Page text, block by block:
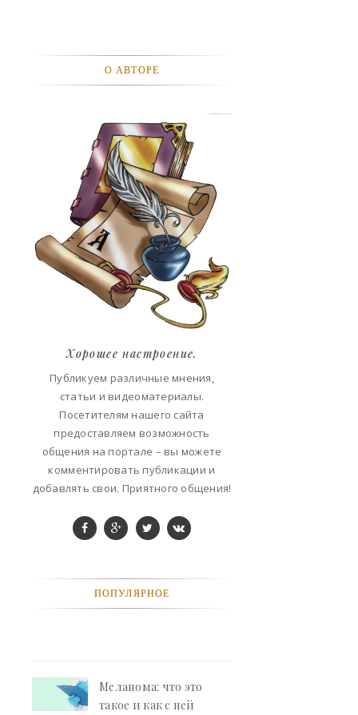
ЛЮДИ
ПОДРОСТКИ
ГОРОДА
ЭКСПЕРЕМЕНТЫ
ЖИЛЬЕ
ЗВЕЗДЫ
О АВТОРЕ
Хорошее настроение.
Публикуем различные мнения,
статьи и видеоматериалы.
Посетителям нашего сайта
предоставляем возможность
общения на портале – вы можете
комментировать публикации и
добавлять свои. Приятного общения!
ПОПУЛЯРНОЕ
Меланома: что это
такое и как с ней